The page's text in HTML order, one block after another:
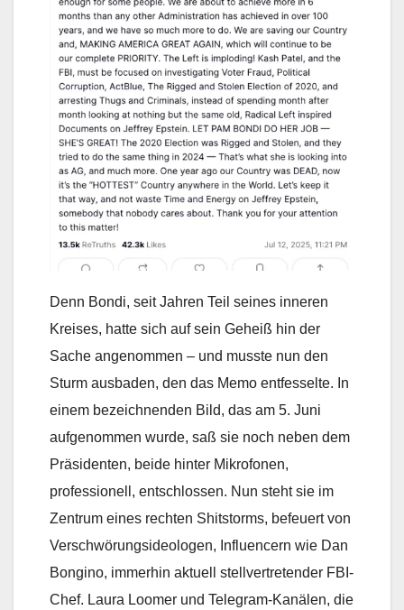
Denn Bondi, seit Jahren Teil seines inneren
Kreises, hatte sich auf sein Geheiß hin der
Sache angenommen – und musste nun den
Sturm ausbaden, den das Memo entfesselte. In
einem bezeichnenden Bild, das am 5. Juni
aufgenommen wurde, saß sie noch neben dem
Präsidenten, beide hinter Mikrofonen,
professionell, entschlossen. Nun steht sie im
Zentrum eines rechten Shitstorms, befeuert von
Verschwörungsideologen, Influencern wie Dan
Bongino, immerhin aktuell stellvertretender FBI-
Chef. Laura Loomer und Telegram-Kanälen, die